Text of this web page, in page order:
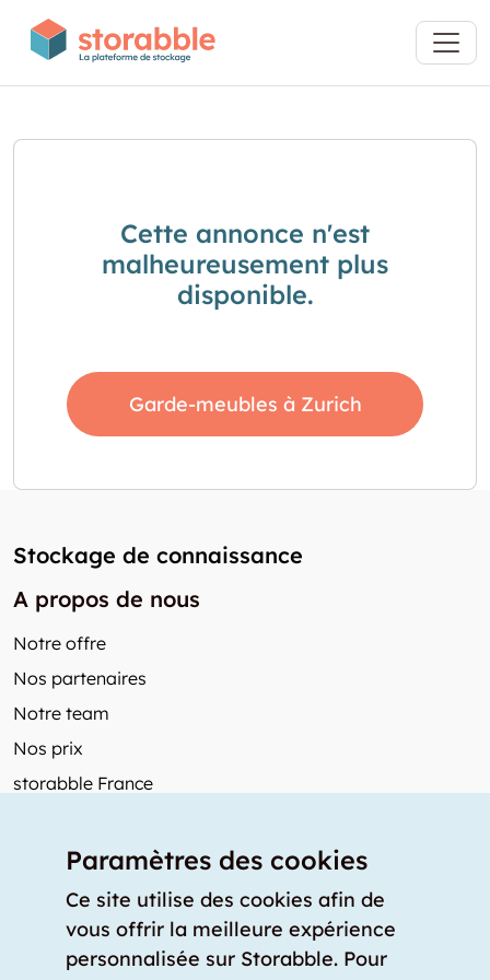
Cette annonce n'est
malheureusement plus
disponible.
Garde-meubles à Zurich
Stockage de connaissance
A propos de nous
Notre offre
Nos partenaires
Notre team
Nos prix
storabble France
Articles de presse
Comment calculer la capacité d'un garde-meuble?
Quel est le tarif moyen d'un garde-meuble?
Paramètres des cookies
Ce site utilise des cookies afin de
vous offrir la meilleure expérience
personnalisée sur Storabble. Pour